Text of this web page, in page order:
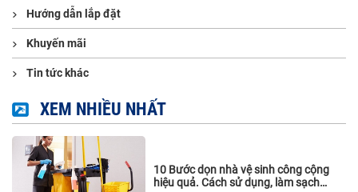
Hướng dẫn lắp đặt
Khuyến mãi
Tin tức khác
XEM NHIỀU NHẤT
10 Bước dọn nhà vệ sinh công cộng
hiệu quả. Cách sử dụng, làm sạch